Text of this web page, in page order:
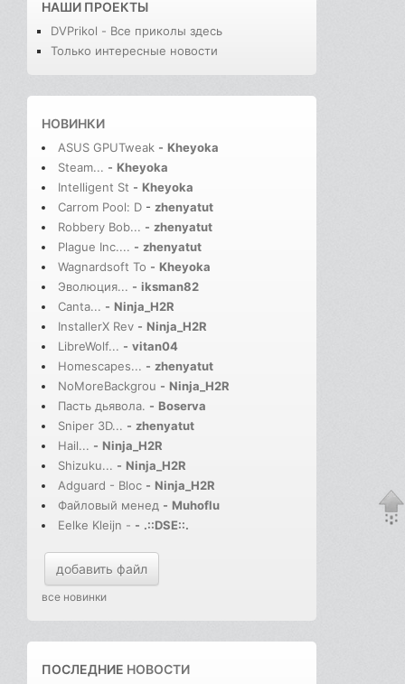
НАШИ ПРОЕКТЫ
DVPrikol - Все приколы здесь
Только интересные новости
НОВИНКИ
ASUS GPUTweak - Kheyoka
Steam... - Kheyoka
Intelligent St - Kheyoka
Carrom Pool: D - zhenyatut
Robbery Bob... - zhenyatut
Plague Inc.... - zhenyatut
Wagnardsoft To - Kheyoka
Эволюция... - iksman82
Canta... - Ninja_H2R
InstallerX Rev - Ninja_H2R
LibreWolf... - vitan04
Homescapes... - zhenyatut
NoMoreBackgrou - Ninja_H2R
Пасть дьявола. - Boserva
Sniper 3D... - zhenyatut
Hail... - Ninja_H2R
Shizuku... - Ninja_H2R
Adguard - Bloc - Ninja_H2R
Файловый менед - Muhoflu
Eelke Kleijn - - .::DSE::.
добавить файл
все новинки
ПОСЛЕДНИЕ НОВОСТИ